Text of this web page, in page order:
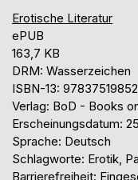
Erotische Literatur
ePUB
163,7 KB
DRM: Wasserzeichen
ISBN-13:
Verlag: BoD - Books
Erscheinungsdatum:
Sprache: Deutsch
Schlagworte: Erotik,
Barrierefreiheit: